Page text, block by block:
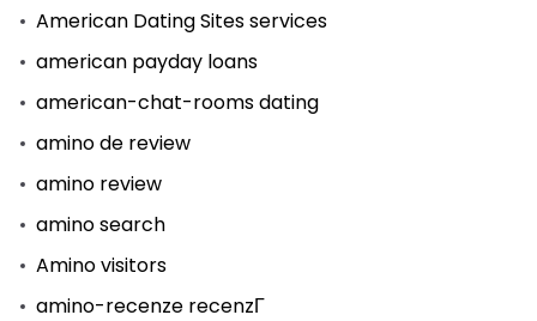
American Dating Sites services
american payday loans
american-chat-rooms dating
amino de review
amino review
amino search
Amino visitors
amino-recenze recenzГ­